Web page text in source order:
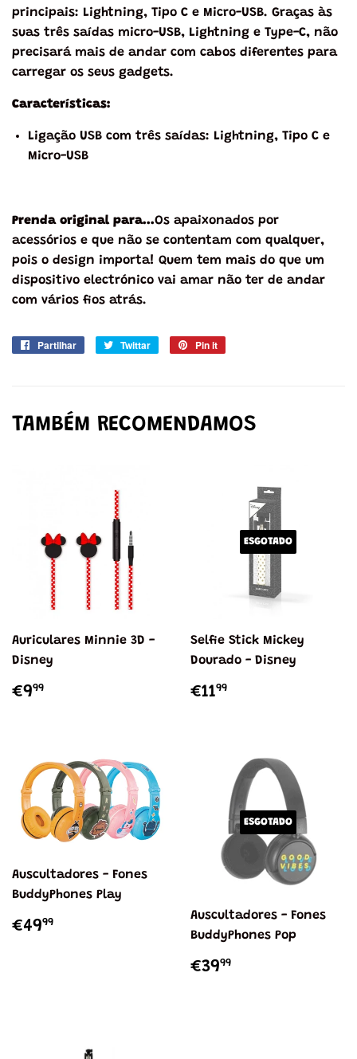
principais: Lightning, Tipo C e Micro-USB. Graças às
suas três saídas micro-USB, Lightning e Type-C, não
precisará mais de andar com cabos diferentes para
carregar os seus gadgets.
Características:
Ligação USB com três saídas: Lightning, Tipo C e
Micro-USB
Prenda original para...Os apaixonados por
acessórios e que não se contentam com qualquer,
pois o design importa! Quem tem mais do que um
dispositivo electrónico vai amar não ter de andar
com vários fios atrás.
Partilhar
Partilhe Twittar
Twittar
Pin it
TAMBÉM RECOMENDAMOS
Auriculares Minnie 3D -
Disney
PREÇO
€999
ESGOTADO
Selfie Stick Mickey
Dourado - Disney
PREÇO
€1199
Auscultadores - Fones
BuddyPhones Play
PREÇO
€4999
ESGOTADO
Auscultadores - Fones
BuddyPhones Pop
PREÇO
€3999